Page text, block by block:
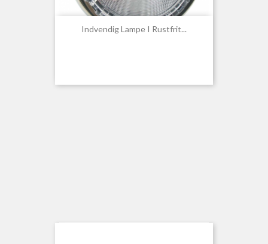
Indvendig Lampe I Rustfrit...